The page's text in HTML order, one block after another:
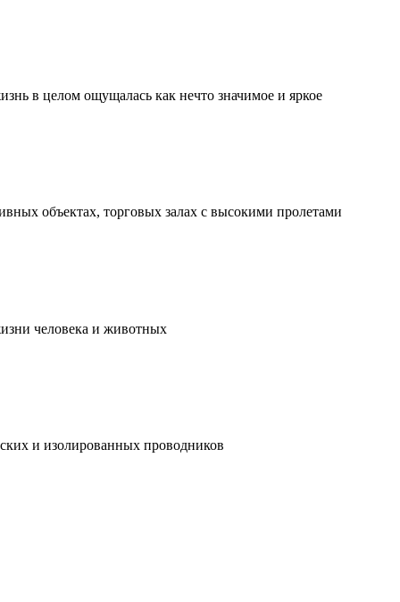
в целом ощущалась как нечто значимое и яркое
объектах, торговых залах с высокими пролетами
человека и животных
и изолированных проводников